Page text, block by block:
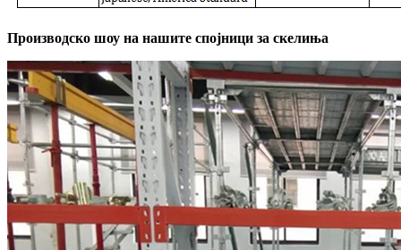
Производско шоу на нашите спојници за скелиња